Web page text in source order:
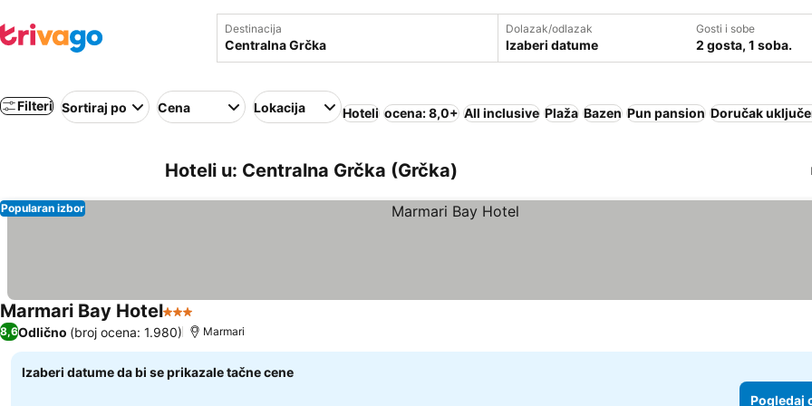
Destinacija Dolazak/odlazak
Izaberi datume
Gosti i sobe
2 gosta, 1 soba.
Filteri Sortiraj po Cena Lokacija Hoteli ocena: 8,0+ All inclusive Plaža Bazen Pun pansion Doručak
Hoteli u: Centralna Grčka (Grčka)
Popularan izbor
Marmari Bay Hotel3 ZvezdicePogledaj cene
8,6Odlično (broj ocena: 1.980) Marmari
Izaberi datume da bi se prikazale tačne cene
Pogledaj